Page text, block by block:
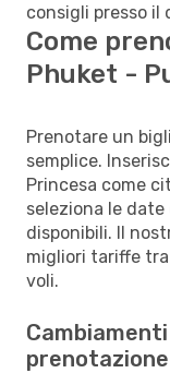
consigli presso il
Come
Phuket -
Prenotare un
semplice.
Princesa come
seleziona le
disponibili. Il
migliori tariffe
voli.